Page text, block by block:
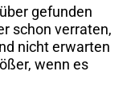
gefunden
schon verraten,
nicht erwarten
wenn es